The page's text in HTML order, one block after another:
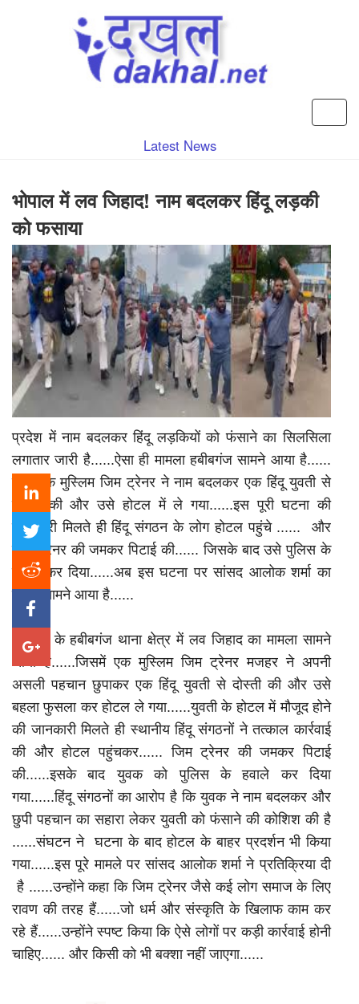
Latest News
भोपाल में लव जिहाद! नाम बदलकर हिंदू लड़की
को फसाया
प्रदेश में नाम बदलकर हिंदू लड़कियों को फंसाने का सिलसिला
लगातार जारी है......ऐसा ही मामला हबीबगंज सामने आया है......
जहाँ एक मुस्लिम जिम ट्रेनर ने नाम बदलकर एक हिंदू युवती से
दोस्ती की और उसे होटल में ले गया......इस पूरी घटना की
जानकारी मिलते ही हिंदू संगठन के लोग होटल पहुंचे ...... और
जिम ट्रेनर की जमकर पिटाई की...... जिसके बाद उसे पुलिस के
हवाले कर दिया......अब इस घटना पर सांसद आलोक शर्मा का
बयान सामने आया है......
भोपाल के हबीबगंज थाना क्षेत्र में लव जिहाद का मामला सामने
आया है......जिसमें एक मुस्लिम जिम ट्रेनर मजहर ने अपनी
असली पहचान छुपाकर एक हिंदू युवती से दोस्ती की और उसे
बहला फुसला कर होटल ले गया......युवती के होटल में मौजूद होने
की जानकारी मिलते ही स्थानीय हिंदू संगठनों ने तत्काल कार्रवाई
की और होटल पहुंचकर...... जिम ट्रेनर की जमकर पिटाई
की......इसके बाद युवक को पुलिस के हवाले कर दिया
गया......हिंदू संगठनों का आरोप है कि युवक ने नाम बदलकर और
छुपी पहचान का सहारा लेकर युवती को फंसाने की कोशिश की है
......संघटन ने घटना के बाद होटल के बाहर प्रदर्शन भी किया
गया......इस पूरे मामले पर सांसद आलोक शर्मा ने प्रतिक्रिया दी
है ......उन्होंने कहा कि जिम ट्रेनर जैसे कई लोग समाज के लिए
रावण की तरह हैं......जो धर्म और संस्कृति के खिलाफ काम कर
रहे हैं......उन्होंने स्पष्ट किया कि ऐसे लोगों पर कड़ी कार्रवाई होनी
चाहिए...... और किसी को भी बक्शा नहीं जाएगा......